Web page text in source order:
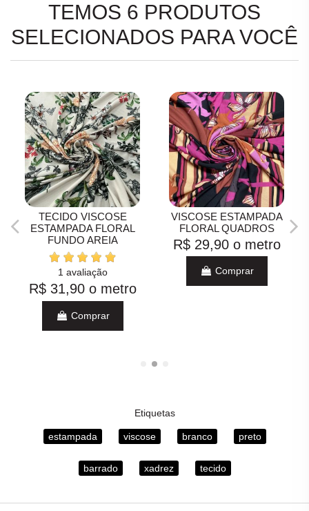
TEMOS 6 PRODUTOS
SELECIONADOS PARA VOCÊ
TECIDO VISCOSE
ESTAMPADA FLORAL
FUNDO AREIA
1 avaliação
R$ 31,90 o metro
Comprar
VISCOSE ESTAMPADA
FLORAL QUADROS
R$ 29,90 o metro
Comprar
Etiquetas
estampada viscose branco preto
barrado xadrez tecido